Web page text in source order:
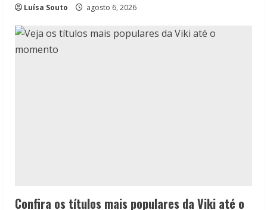
Luísa Souto agosto 6, 2026
Confira os títulos mais populares da Viki até o